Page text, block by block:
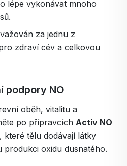
lépe vykonávat mnoho
za jednu z
zdraví cév a celkovou
podpory NO
oběh, vitalitu a
po přípravcích Activ NO
, které tělu dodávají látky
oxidu dusnatého.